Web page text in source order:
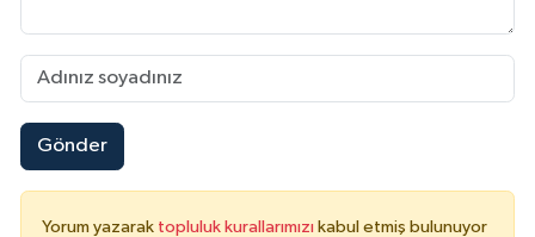
Gönder
Yorum yazarak topluluk kurallarımızı kabul etmiş bulunuyor
Manisa Müftülüğü
Mardin Müftülüğü